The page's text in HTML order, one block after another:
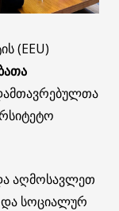
(EEU)
აღმოსავლეთ
და სოციალურ